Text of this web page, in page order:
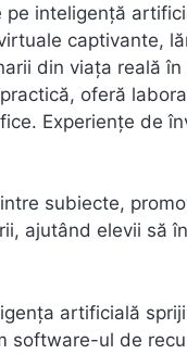
inteligență
captivante,
din viața reală
oferă
Experiențe de
subiecte,
ajutând elevii să
artificială
software-ul de